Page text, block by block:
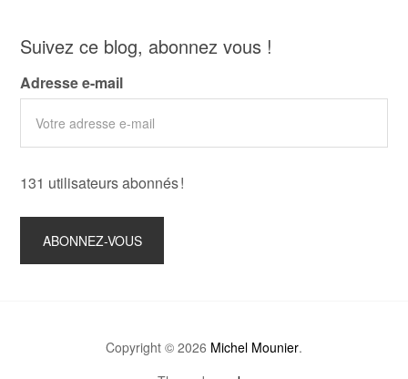
Suivez ce blog, abonnez vous !
Adresse e-mail
131 utilisateurs abonnés !
Copyright © 2026 Michel Mounier.